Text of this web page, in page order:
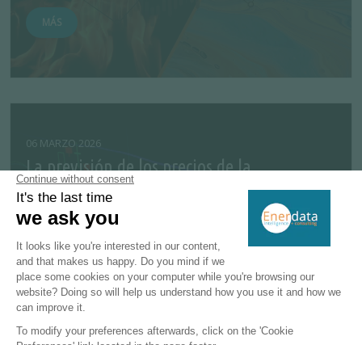
MÁS
06 MARZO 2026
La previsión de los precios de la
electricidad en una era de alta volatilidad
La crisis energética de 2021-2022 supuso una importante
llamada de atención para el mercado eléctrico europeo.
Los precios récord de la elec...
MÁS